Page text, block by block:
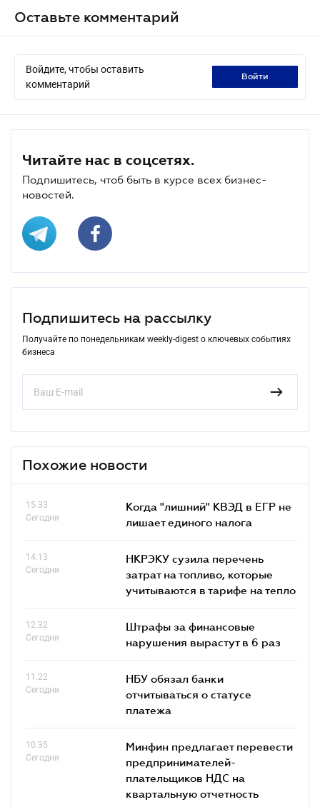
Оставьте комментарий
Войдите, чтобы оставить
комментарий
войти
Читайте нас в соцсетях.
Подпишитесь, чтоб быть в курсе всех бизнес-
новостей.
Подпишитесь на рассылку
Получайте по понедельникам weekly-digest о ключевых событиях
бизнеса
Похожие новости
15.33
Сегодня
Когда "лишний" КВЭД в ЕГР не
лишает единого налога
14.13
Сегодня
НКРЭКУ сузила перечень
затрат на топливо, которые
учитываются в тарифе на тепло
12.32
Сегодня
Штрафы за финансовые
нарушения вырастут в 6 раз
11.22
Сегодня
НБУ обязал банки
отчитываться о статусе
платежа
10.35
Сегодня
Минфин предлагает перевести
предпринимателей-
плательщиков НДС на
квартальную отчетность